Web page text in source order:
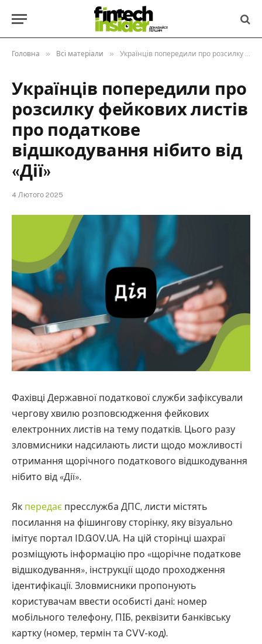
Головна » Всі матеріали » Українців попередили про розсилку фейкових листів про податкове відшкодування нібито від «Дії»
Українців попередили про
розсилку фейкових листів
про податкове
відшкодування нібито від
«Дії»
4 Лютого 2025
Фахівці Державної податкової служби зафіксували
чергову хвилю розповсюдження фейкових
електронних листів на тему податків. Цього разу
зловмисники надсилають листи щодо можливості
отримання щорічного податкового відшкодування
нібито від «Дії».
Як передає пресслужба ДПС, листи містять
посилання на фішингову сторінку, яку візуально
імітує портал ID.GOV.UA. На цій сторінці шахраї
розміщують інформацію про «щорічне податкове
відшкодування», інструкції щодо проходження
ідентифікації. Зловмисники пропонують
користувачам ввести особисті дані: номер
мобільного телефону, ПІБ, реквізити банківську
картку (номер, термін та CVV-код).